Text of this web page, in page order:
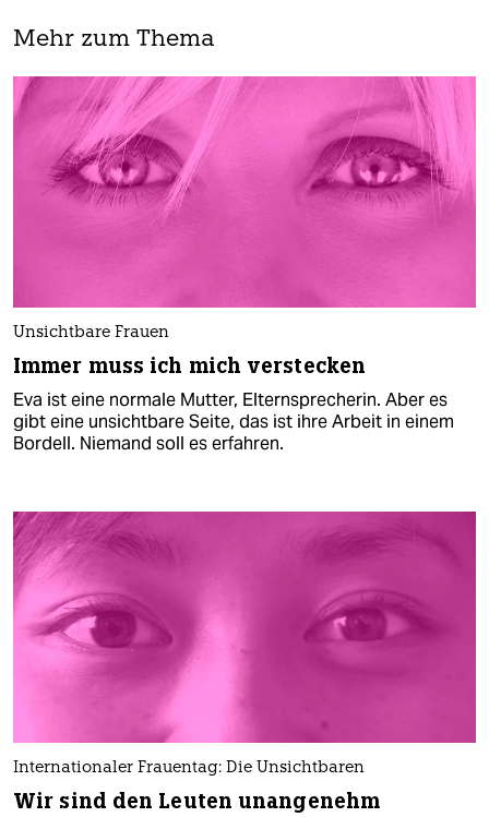
Mehr zum Thema
Unsichtbare Frauen
Immer muss ich mich verstecken
Eva ist eine normale Mutter, Elternsprecherin. Aber es
gibt eine unsichtbare Seite, das ist ihre Arbeit in einem
Bordell. Niemand soll es erfahren.
Internationaler Frauentag: Die Unsichtbaren
Wir sind den Leuten unangenehm